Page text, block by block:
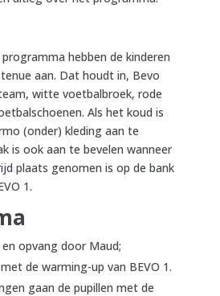
hebben de kinderen
aan. Dat houdt in, Bevo
witte voetbalbroek, rode
Als het koud is
(onder) kleding aan te
is ook aan te bevelen wanneer
plaats genomen is op de bank
1.
opvang door Maud;
de warming-up van BEVO 1.
gaan de pupillen met de